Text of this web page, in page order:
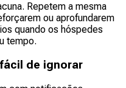
Repetem a mesma
ou aprofundarem
quando os hóspedes
tempo.
de ignorar